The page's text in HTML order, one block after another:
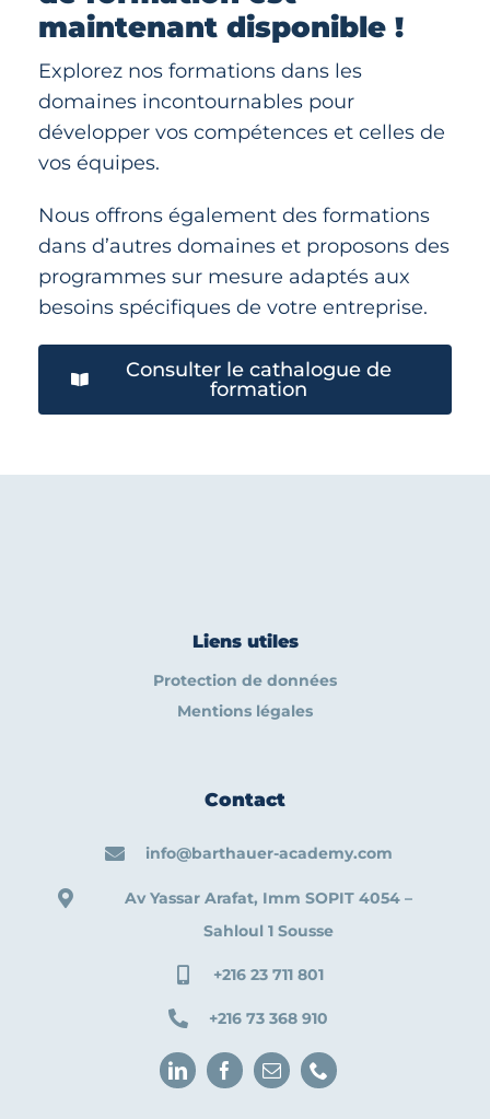
maintenant disponible !
Explorez nos formations dans les
domaines incontournables pour
développer vos compétences et celles de
vos équipes.
Nous offrons également des formations
dans d’autres domaines et proposons des
programmes sur mesure adaptés aux
besoins spécifiques de votre entreprise.
Consulter le cathalogue de
formation
Liens utiles
Protection de données
Mentions légales
Contact
info@barthauer-academy.com
Av Yassar Arafat, Imm SOPIT 4054 –
Sahloul 1 Sousse
+216 23 711 801
+216 73 368 910